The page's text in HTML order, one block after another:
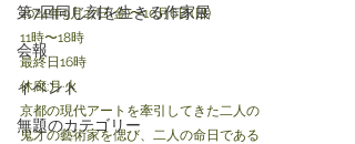
第7回同じ刻を生きる作家展
会報
イベント
無題のカテゴリー
2024年9月27日(金)〜10月6日(日)
11時〜18時
最終日16時
休廊:月·火
京都の現代アートを牽引してきた二人の
鬼才の藝術家を偲び、二人の命日である